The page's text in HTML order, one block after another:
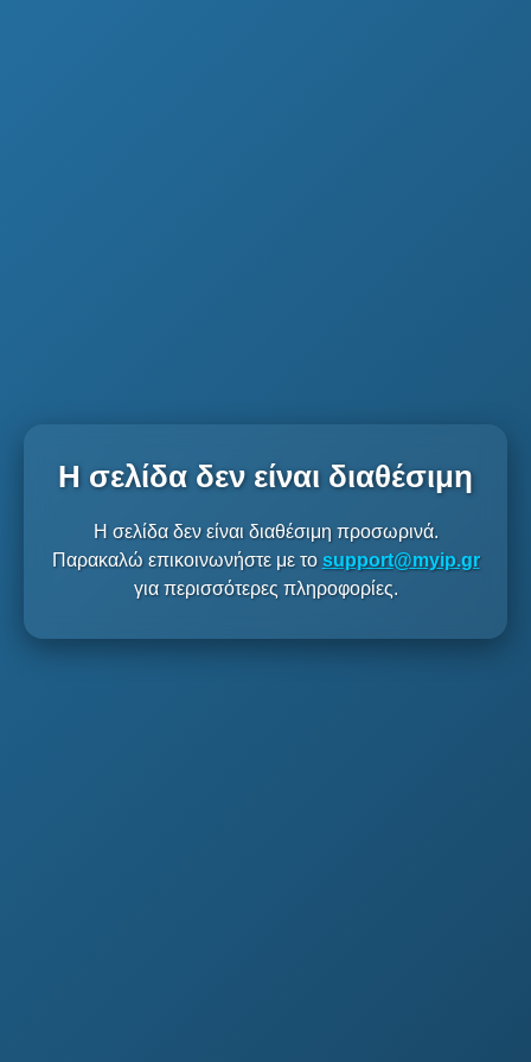
Η σελίδα δεν είναι διαθέσιμη
Η σελίδα δεν είναι διαθέσιμη προσωρινά.
Παρακαλώ επικοινωνήστε με το support@myip.gr
για περισσότερες πληροφορίες.